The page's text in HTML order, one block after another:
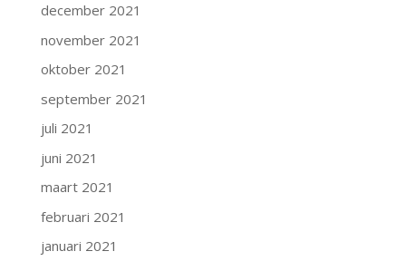
december 2021
november 2021
oktober 2021
september 2021
juli 2021
juni 2021
maart 2021
februari 2021
januari 2021